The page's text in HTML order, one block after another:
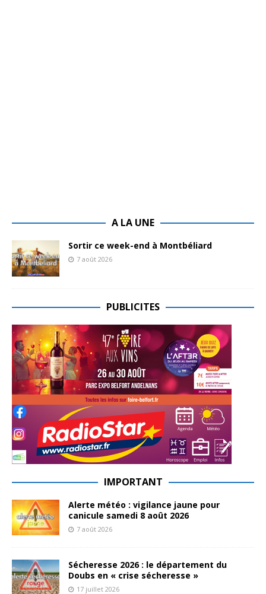
A LA UNE
Sortir ce week-end à Montbéliard
7 août 2026
PUBLICITES
IMPORTANT
Alerte météo : vigilance jaune pour
canicule samedi 8 août 2026
7 août 2026
Sécheresse 2026 : le département du
Doubs en « crise sécheresse »
17 juillet 2026